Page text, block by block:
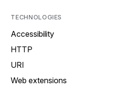
TECHNOLOGIES
Accessibility
HTTP
URI
Web extensions